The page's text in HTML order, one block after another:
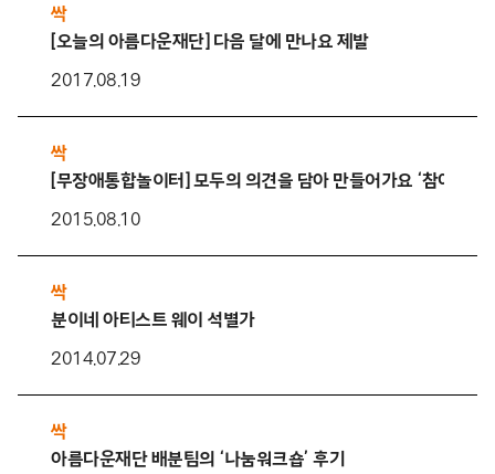
싹
[오늘의 아름다운재단] 다음 달에 만나요 제발
2017.08.19
싹
[무장애통합놀이터] 모두의 의견을 담아 만들어가요 ‘참여디자
2015.08.10
싹
분이네 아티스트 웨이 석별가
2014.07.29
싹
아름다운재단 배분팀의 ‘나눔워크숍’ 후기